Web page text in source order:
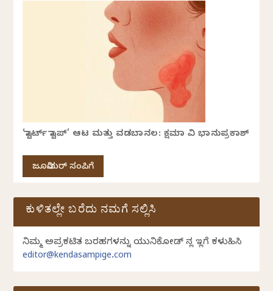
‘ಸ್ಟಾರ್ಟ್ ಸ್ಟಾಪ್’ ಆಟ ಮತ್ತು ವಡಬಾನಲ: ಕ್ಷಮಾ ವಿ ಭಾನುಪ್ರಕಾಶ್
ಜೂನಿಯರ್ ಸಂಪಿಗೆ
ಕುಳಿತಲ್ಲೇ ಬರೆದು ನಮಗೆ ಸಲ್ಲಿಸಿ
ನಿಮ್ಮ ಅಪ್ರಕಟಿತ ಬರಹಗಳನ್ನು ಯುನಿಕೋಡ್ ನಲ್ಲಿ ಇಲ್ಲಿಗೆ ಕಳುಹಿಸಿ
editor@kendasampige.com